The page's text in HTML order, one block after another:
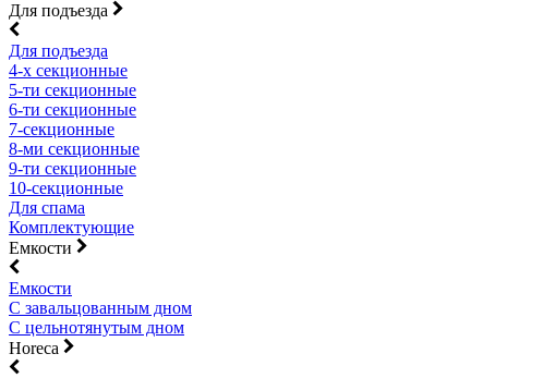
Для подъезда
Для подъезда
4-х секционные
5-ти секционные
6-ти секционные
7-секционные
8-ми секционные
9-ти секционные
10-секционные
Для спама
Комплектующие
Емкости
Емкости
С завальцованным дном
С цельнотянутым дном
Horeca